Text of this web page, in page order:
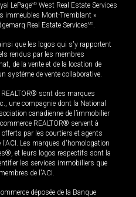
LePageMD West Real Estate Services
immeubles Mont-Tremblant »
Real Estate ServicesMD.
que les logos qui s'y rapportent
rendus par les membres
de la vente et de la location de
système de vente collaborative.
sont des marques
une compagnie dont la National
canadienne de l’immobilier
REALTOR® servent à
par les courtiers et agents
Les marques d'homologation
et leurs logos respectifs sont la
les services immobiliers que
de l'ACI.
déposée de la Banque